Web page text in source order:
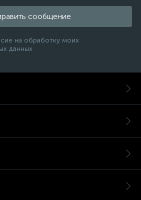
сообщение
на обработку моих
данных